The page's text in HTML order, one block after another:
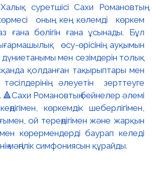
суретшісі Сахи Романовтың
оның кең көлемді көркем
ғана бөлігін ғана ұсынады. Бұл
өсу-өрісінің ауқымын
мен сезімдерін толық
қолданған тақырыптары мен
әлеуетін зерттеуге
🔺Сахи Романовтың бейнелер әлемі
көркемдік шеберлігімен,
ой тереңдігімен және жарқын
көрермендерді баурап келеді
мәңгілік симфониясын құрайды.